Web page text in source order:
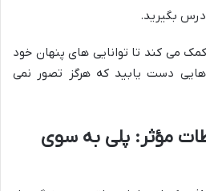
بگیرید.
می کند تا توانایی های پنهان خود
دست یابید که هرگز تصور نمی
مؤثر: پلی به سوی